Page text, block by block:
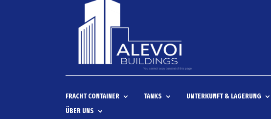
FRACHT CONTAINER TANKS UNTERKUNFT & LAGERUNG
ÜBER UNS